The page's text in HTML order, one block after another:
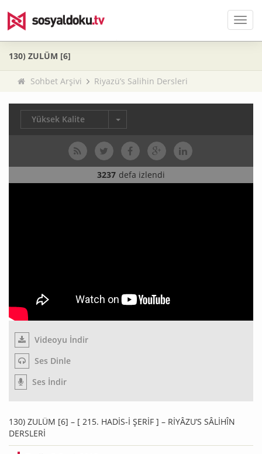
Menü
130) ZULÜM [6]
Sohbet Arşivi Riyazü’s Salihin Dersleri
Yüksek Kalite
3237 defa izlendi
Videoyu İndir
Ses Dinle
Ses İndir
130) ZULÜM [6] – [ 215. HADİS-İ ŞERİF ] – RİYÂZU’S SÂLİHÎN
DERSLERİ